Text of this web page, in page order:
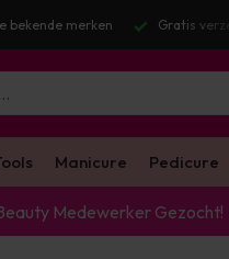
BTW Voor 16:00 besteld?
Manicure Pedicure
Medewerker Gezocht!